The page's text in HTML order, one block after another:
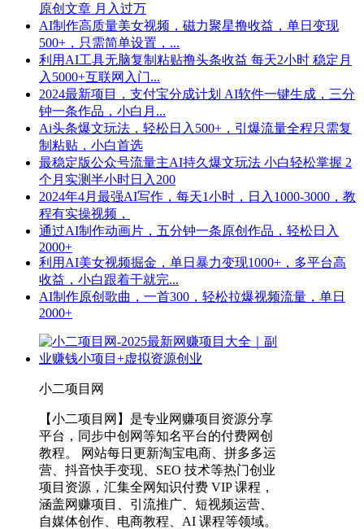
原创文章 月入过万
AI制作高质量美女视频，磁力聚星撸收益，单日变现
500+，只需简单设置，...
利用AI工具无脑复制粘贴撸头条收益 每天2小时 稳定月
入5000+互联网入门...
2024最新项目，支付宝分成计划 AI软件一键生成，三分
钟一条作品，小白月...
Ai头条爆文玩法，轻松日入500+，引爆流量全程只需复
制粘贴，小白首选
最稳定版公众号流量主AI持久爆文玩法 小白轻松掌握 2
个月实测半小时日入200
2024年4月最强AI写作，每天1小时，日入1000-3000，教
程有实操视频，
通过AI制作动画片，五分钟一条原创作品，轻松日入
2000+
利用AI美女视频掘金，单日暴力变现1000+，多平台高
收益，小白跟着干就完...
AI制作原创歌曲，一首300，轻松拉爆视频流量，单日
2000+
小二项目网
【小二项目网】是专业网赚项目资源分享
平台，同步中创网等知名平台的付费网创
教程。 网站每日更新淘宝电商、拼多多运
营、抖音快手变现、SEO 技术等热门创业
项目资源，汇集全网知识付费 VIP 课程，
涵盖网赚项目、引流推广、短视频运营、
自媒体创作、电商教程、AI 课程等领域。